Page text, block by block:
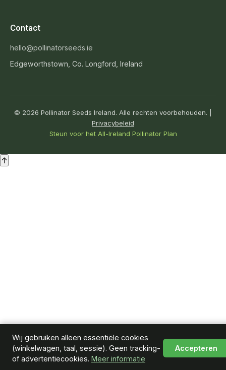
Contact
hello@pollinatorseeds.ie
Edgeworthstown, Co. Longford, Ireland
© 2026 Pollinator Seeds Ireland. Alle rechten voorbehouden. |
Privacybeleid
Steun voor het All-Ireland Pollinator Plan
↑
Wij gebruiken alleen essentiële cookies
(winkelwagen, taal, sessie). Geen tracking-
of advertentiecookies. Meer informatie
Accepteren